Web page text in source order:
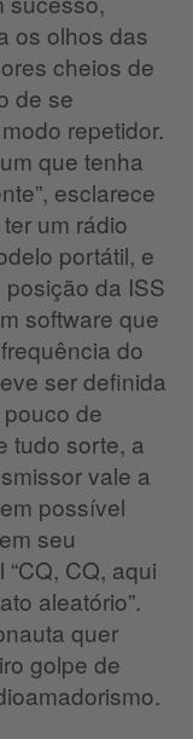
os olhos das
cheios de
de se
repetidor.
que tenha
esclarece
um rádio
portátil, e
da ISS
software que
do
ser definida
pouco de
tudo sorte, a
vale a
possível
seu
CQ, aqui
aleatório”.
quer
golpe de